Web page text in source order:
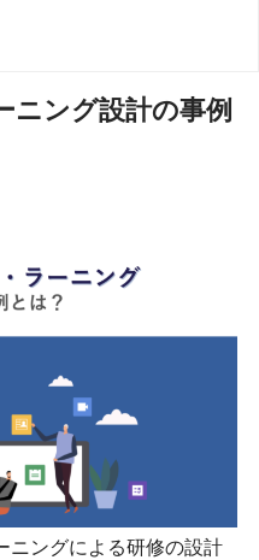
ニング設計の事例
ニングによる研修の設計